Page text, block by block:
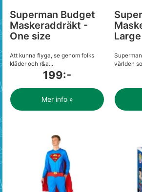
Superman Budget
Maskeraddräkt -
One size
Att kunna flyga, se genom folks
kläder och r&a...
199:-
Mer info »
Large
världen